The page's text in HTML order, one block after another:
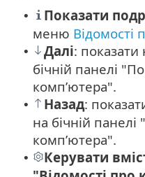
• Показати
меню Відомості
• Далі: показати
бічній панелі
комп’ютера".
• Назад:
на бічній
комп’ютера".
•
Керувати